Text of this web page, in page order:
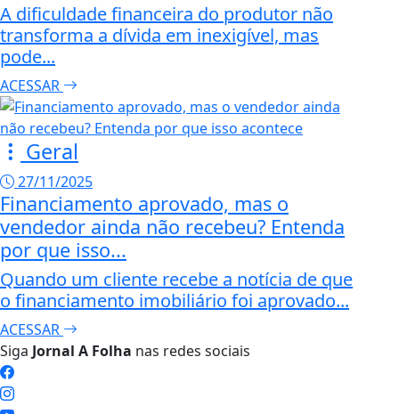
A dificuldade financeira do produtor não
transforma a dívida em inexigível, mas
pode...
ACESSAR
Geral
27/11/2025
Financiamento aprovado, mas o
vendedor ainda não recebeu? Entenda
por que isso...
Quando um cliente recebe a notícia de que
o financiamento imobiliário foi aprovado...
ACESSAR
Siga Jornal A Folha nas redes sociais